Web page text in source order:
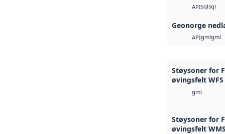
APIsqlsql
Geonorge
APIgmlgml
Støysoner for
øvingsfelt WFS
gml
Støysoner for
øvingsfelt